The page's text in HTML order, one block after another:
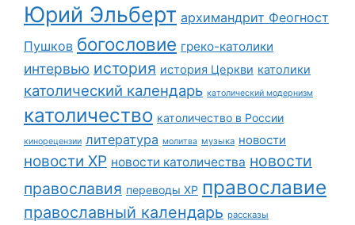
Юрий Эльберт архимандрит Феогност
Пушков богословие греко-католики
интервью история история Церкви католики
католический календарь католический модернизм
католичество католичество в России
кинорецензии литература молитва музыка новости
новости ХР новости католичества новости
православия переводы ХР православие
православный календарь рассказы